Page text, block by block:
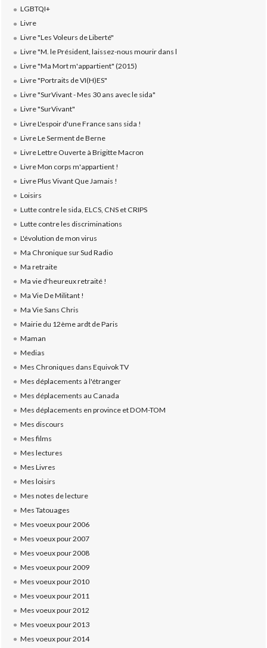
LGBTQI+
Livre
Livre "Les Voleurs de Liberté"
Livre "M. le Président, laissez-nous mourir dans l
Livre "Ma Mort m'appartient" (2015)
Livre "Portraits de VI(H)ES"
Livre "SurVivant - Mes 30 ans avec le sida"
Livre "SurVivant"
Livre L'espoir d'une France sans sida !
Livre Le Serment de Berne
Livre Lettre Ouverte à Brigitte Macron
Livre Mon corps m'appartient !
Livre Plus Vivant Que Jamais !
Loisirs
Lutte contre le sida, ELCS, CNS et CRIPS
Lutte contre les discriminations
L'évolution de mon virus
Ma Chronique sur Sud Radio
Ma retraite
Ma vie d'heureux retraité !
Ma Vie De Militant !
Ma Vie Sans Chris
Mairie du 12ème ardt de Paris
Maman
Medias
Mes Chroniques dans Equivok TV
Mes déplacements à l'étranger
Mes déplacements au Canada
Mes déplacements en province et DOM-TOM
Mes discours
Mes films
Mes lectures
Mes Livres
Mes loisirs
Mes notes de lecture
Mes Tatouages
Mes voeux pour 2006
Mes voeux pour 2007
Mes voeux pour 2008
Mes voeux pour 2009
Mes voeux pour 2010
Mes voeux pour 2011
Mes voeux pour 2012
Mes voeux pour 2013
Mes voeux pour 2014